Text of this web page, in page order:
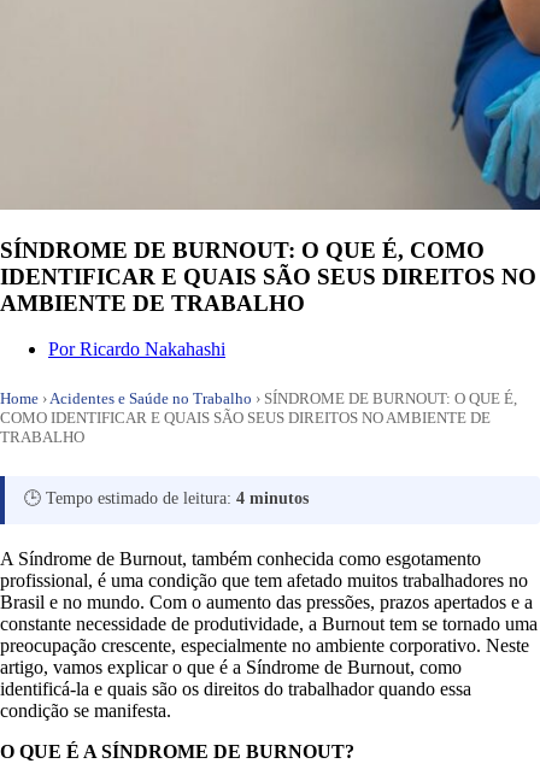
SÍNDROME DE BURNOUT: O QUE É, COMO
IDENTIFICAR E QUAIS SÃO SEUS DIREITOS NO
AMBIENTE DE TRABALHO
PorRicardo Nakahashi
Home ›Acidentes e Saúde no Trabalho › SÍNDROME DE BURNOUT: O QUE É,
COMO IDENTIFICAR E QUAIS SÃO SEUS DIREITOS NO AMBIENTE DE
TRABALHO
🕒 Tempo estimado de leitura: 4 minutos
A Síndrome de Burnout, também conhecida como esgotamento
profissional, é uma condição que tem afetado muitos trabalhadores no
Brasil e no mundo. Com o aumento das pressões, prazos apertados e a
constante necessidade de produtividade, a Burnout tem se tornado uma
preocupação crescente, especialmente no ambiente corporativo. Neste
artigo, vamos explicar o que é a Síndrome de Burnout, como
identificá-la e quais são os direitos do trabalhador quando essa
condição se manifesta.
O QUE É A SÍNDROME DE BURNOUT?